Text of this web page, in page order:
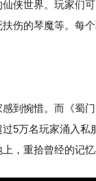
侠世界。玩家们
伤的琴魔等。每
到惋惜。而《蜀
5万名玩家涌入私
，重拾曾经的记忆